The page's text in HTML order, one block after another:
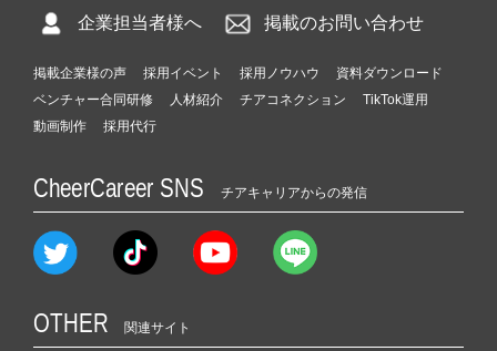
企業担当者様へ 掲載のお問い合わせ
掲載企業様の声 採用イベント 採用ノウハウ
資料ダウンロード
ベンチャー合同研修
人材紹介 チアコネクション
TikTok運用
動画制作
採用代行
CheerCareer SNS チアキャリアからの発信
OTHER 関連サイト